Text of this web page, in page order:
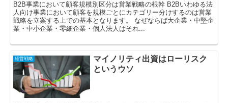
B2B事業において顧客規模別区分は営業戦略の根幹 B2Bいわゆる法
人向け事業において顧客を規模ごとにカテゴリー分けするのは営業
戦略を立案する上での基本となります。 なぜならば大企業・中堅企
業・中小企業・零細企業・個人法人はそれ...
経営戦略
マイノリティ出資はローリスク
というウソ